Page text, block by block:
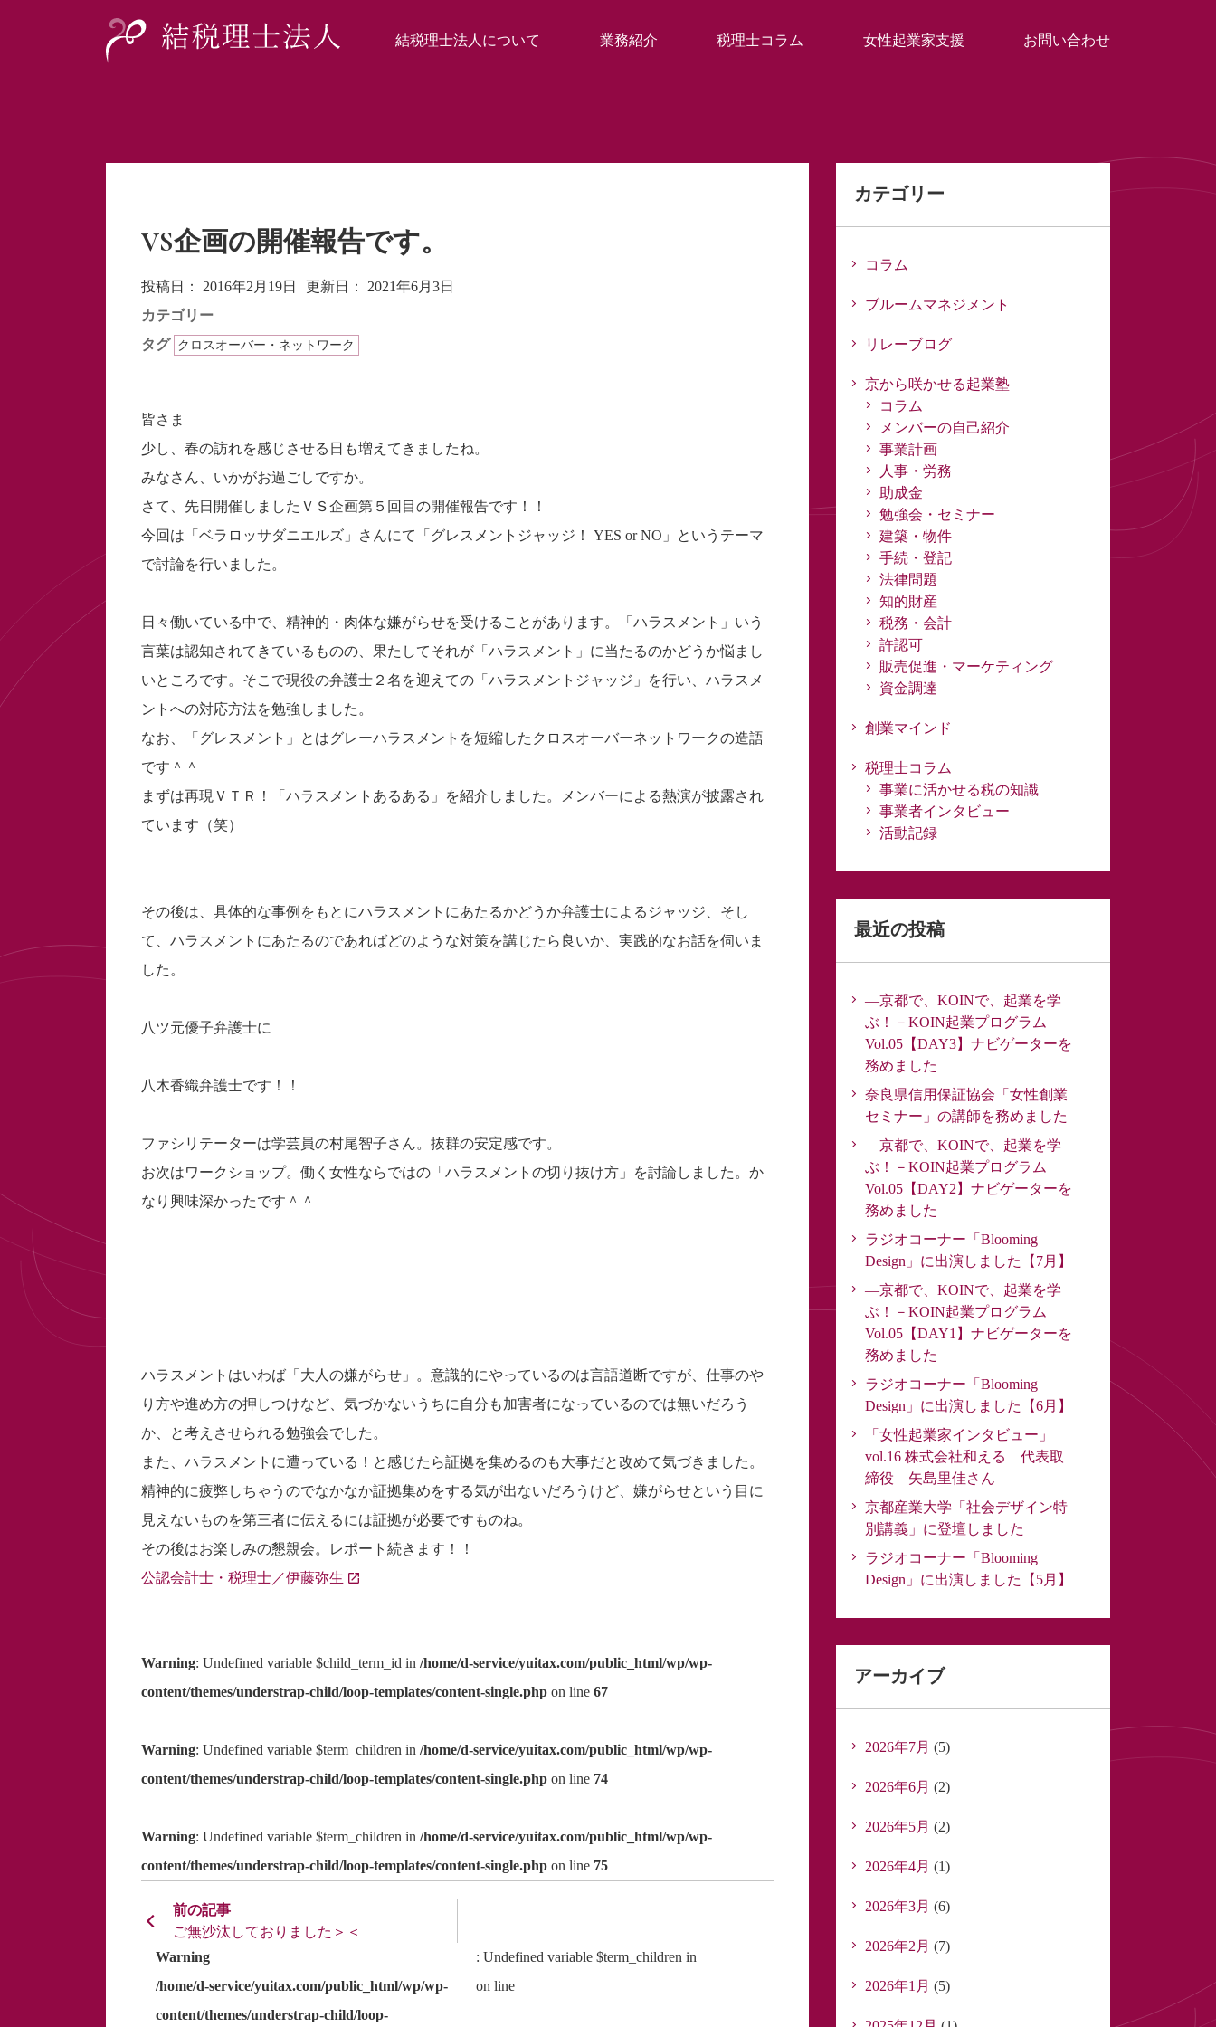
結税理士法人について 業務紹介 税理士コラム 女性起業家支援 お問い合わせ
VS企画の開催報告です。
投稿日： 2016年2月19日 更新日：
2021年6月3日
カテゴリー
タグ
クロスオーバー・ネットワーク
皆さま
少し、春の訪れを感じさせる日も増えてきましたね。
みなさん、いかがお過ごしですか。
さて、先日開催しましたＶＳ企画第５回目の開催報告です！！
今回は「ベラロッサダニエルズ」さんにて「グレスメントジャッジ！ YES or NO」というテーマ
で討論を行いました。
日々働いている中で、精神的・肉体な嫌がらせを受けることがあります。「ハラスメント」いう
言葉は認知されてきているものの、果たしてそれが「ハラスメント」に当たるのかどうか悩まし
いところです。そこで現役の弁護士２名を迎えての「ハラスメントジャッジ」を行い、ハラスメ
ントへの対応方法を勉強しました。
なお、「グレスメント」とはグレーハラスメントを短縮したクロスオーバーネットワークの造語
です＾＾
まずは再現ＶＴＲ！「ハラスメントあるある」を紹介しました。メンバーによる熱演が披露され
ています（笑）
その後は、具体的な事例をもとにハラスメントにあたるかどうか弁護士によるジャッジ、そし
て、ハラスメントにあたるのであればどのような対策を講じたら良いか、実践的なお話を伺いま
した。
八ツ元優子弁護士に
八木香織弁護士です！！
ファシリテーターは学芸員の村尾智子さん。抜群の安定感です。
お次はワークショップ。働く女性ならではの「ハラスメントの切り抜け方」を討論しました。か
なり興味深かったです＾＾
ハラスメントはいわば「大人の嫌がらせ」。意識的にやっているのは言語道断ですが、仕事のや
り方や進め方の押しつけなど、気づかないうちに自分も加害者になっているのでは無いだろう
か、と考えさせられる勉強会でした。
また、ハラスメントに遭っている！と感じたら証拠を集めるのも大事だと改めて気づきました。
精神的に疲弊しちゃうのでなかなか証拠集めをする気が出ないだろうけど、嫌がらせという目に
見えないものを第三者に伝えるには証拠が必要ですものね。
その後はお楽しみの懇親会。レポート続きます！！
公認会計士・税理士／伊藤弥生
Warning: Undefined variable $child_term_id in /home/d-service/yuitax.com/public_html/wp/wp-
content/themes/understrap-child/loop-templates/content-single.phpon line 67
Warning: Undefined variable $term_children in /home/d-service/yuitax.com/public_html/wp/wp-
content/themes/understrap-child/loop-templates/content-single.phpon line 74
Warning: Undefined variable $term_children in /home/d-service/yuitax.com/public_html/wp/wp-
content/themes/understrap-child/loop-templates/content-single.phpon line 75
ご無沙汰しておりました＞＜
Warning
: Undefined variable $term_children in
/home/d-service/yuitax.com/public_html/wp/wp-
content/themes/understrap-child/loop-
on line
カテゴリー
コラム
ブルームマネジメント
リレーブログ
京から咲かせる起業塾
コラム
メンバーの自己紹介
事業計画
人事・労務
助成金
勉強会・セミナー
建築・物件
手続・登記
法律問題
知的財産
税務・会計
許認可
販売促進・マーケティング
資金調達
創業マインド
税理士コラム
事業に活かせる税の知識
事業者インタビュー
活動記録
最近の投稿
―京都で、KOINで、起業を学
ぶ！－KOIN起業プログラム
Vol.05【DAY3】ナビゲーターを
務めました
奈良県信用保証協会「女性創業
セミナー」の講師を務めました
―京都で、KOINで、起業を学
ぶ！－KOIN起業プログラム
Vol.05【DAY2】ナビゲーターを
務めました
ラジオコーナー「Blooming
Design」に出演しました【7月】
―京都で、KOINで、起業を学
ぶ！－KOIN起業プログラム
Vol.05【DAY1】ナビゲーターを
務めました
ラジオコーナー「Blooming
Design」に出演しました【6月】
「女性起業家インタビュー」
vol.16 株式会社和える 代表取
締役 矢島里佳さん
京都産業大学「社会デザイン特
別講義」に登壇しました
ラジオコーナー「Blooming
Design」に出演しました【5月】
アーカイブ
2026年7月 (5)
2026年6月 (2)
2026年5月 (2)
2026年4月 (1)
2026年3月 (6)
2026年2月 (7)
2026年1月 (5)